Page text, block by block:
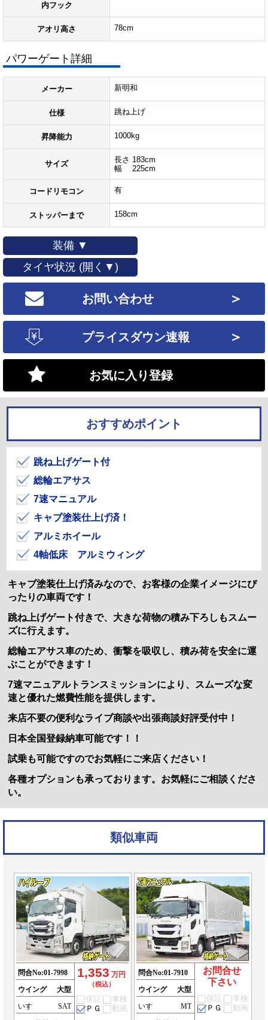
内フック
アオリ高さ 78cm
パワーゲート詳細
メーカー 新明和
仕様 跳ね上げ
昇降能力 1000kg
サイズ
長さ 183cm
幅 225cm
コードリモコン 有
ストッパーまで 158cm
装備 ▼
タイヤ状況 (開く▼)
お問い合わせ ＞
プライスダウン速報 ＞
お気に入り登録
おすすめポイント
跳ね上げゲート付
総輪エアサス
7速マニュアル
キャブ塗装仕上げ済！
アルミホイール
4軸低床 アルミウィング
キャブ塗装仕上げ済みなので、お客様の企業イメージにぴ
ったりの車両です！
跳ね上げゲート付きで、大きな荷物の積み下ろしもスムー
ズに行えます。
総輪エアサス車のため、衝撃を吸収し、積み荷を安全に運
ぶことができます！
7速マニュアルトランスミッションにより、スムーズな変
速と優れた燃費性能を提供します。
来店不要の便利なライブ商談や出張商談好評受付中！
日本全国登録納車可能です！！
試乗も可能ですのでお気軽にご来店ください！
各種オプションも承っております。お気軽にご相談くださ
い。
類似車両
問合No:01-7998
ウイング
大型
いすゞ
SAT
1,353 万円
（税込）
保証
車検
ＰＧ
動画
問合No:01-7910
ウイング
大型
いすゞ
MT
お問合せ
下さい
保証
車検
ＰＧ
動画